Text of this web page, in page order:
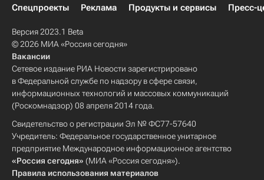
Спецпроекты
Реклама Продукты и сервисы Пресс-
Версия 2023.1 Beta
© 2026 МИА «Россия сегодня»
Вакансии
Сетевое издание РИА Новости зарегистрировано
в Федеральной службе по надзору в сфере связи,
информационных технологий и массовых коммуникаций
(Роскомнадзор) 08 апреля 2014 года.
Свидетельство о регистрации Эл № ФС77-57640
Учредитель: Федеральное государственное унитарное
предприятие Международное информационное агентство
«Россия сегодня» (МИА «Россия сегодня»).
Правила использования материалов